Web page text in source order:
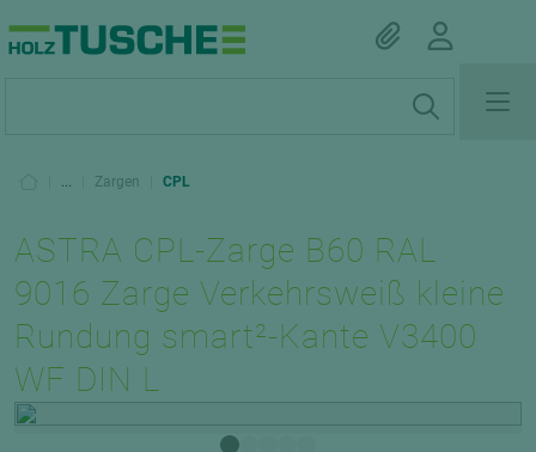
... Zargen CPL
ASTRA CPL-Zarge B60 RAL
9016 Zarge Verkehrsweiß kleine
Rundung smart²-Kante V3400
WF DIN L